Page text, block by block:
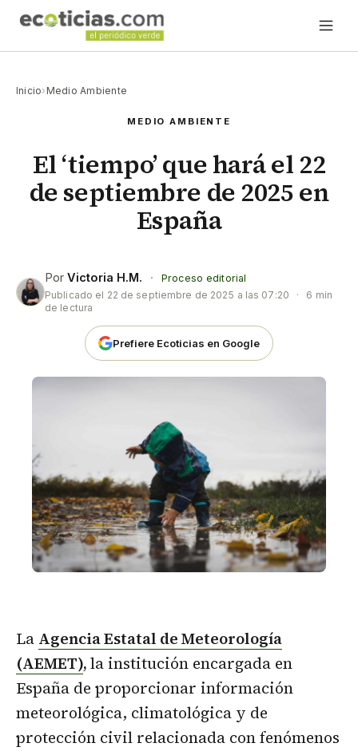
Inicio› Medio Ambiente
MEDIO AMBIENTE
El ‘tiempo’ que hará el 22
de septiembre de 2025 en
España
Por Victoria H.M. ·
Proceso editorial
Publicado el 22 de septiembre de 2025 a las 07:20 ·
6 min
de lectura
Prefiere Ecoticias en Google
La Agencia Estatal de Meteorología
(AEMET),la institución encargada en
España de proporcionar información
meteorológica, climatológica y de
protección civil relacionada con fenómenos